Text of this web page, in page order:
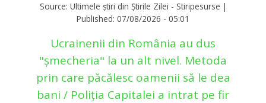
Source: Ultimele știri din Știrile Zilei - Stiripesurse |
Published: 07/08/2026 - 05:01
Ucrainenii din România au dus
"șmecheria" la un alt nivel. Metoda
prin care păcălesc oamenii să le dea
bani / Poliția Capitalei a intrat pe fir